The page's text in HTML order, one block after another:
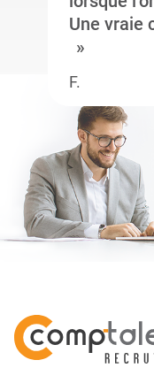
Une vraie
F.